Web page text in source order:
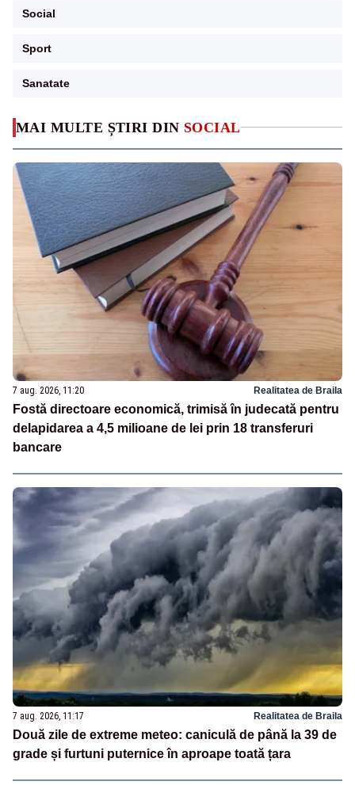
MAI MULTE ȘTIRI DIN SOCIAL
7 aug. 2026, 11:20 Realitatea de Braila
Fostă directoare economică, trimisă în judecată pentru
delapidarea a 4,5 milioane de lei prin 18 transferuri
bancare
7 aug. 2026, 11:17 Realitatea de Braila
Două zile de extreme meteo: caniculă de până la 39 de
grade și furtuni puternice în aproape toată țara
Social
Sport
Sanatate